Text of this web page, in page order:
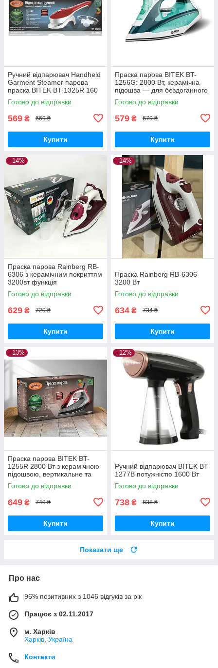
Ручний відпарювач Handheld
Garment Steamer парова
праска BITEK BT-1325R 160
мл 1200 Вт Червоний AKR
Готово до відправки
569 ₴ 669 ₴
Купити
Праска парова BITEK BT-
1256G: 2800 Вт, керамічна
підошва — для бездоганного
прасування
Готово до відправки
579 ₴ 679 ₴
Купити
–14%
Праска парова Rainberg RB-
6306 з керамічним покриттям
3200вт функція
самоочищення HT-412
подавання пари
Готово до відправки
629 ₴ 729 ₴
Купити
–14%
Праска Rainberg RB-6306
3200 Вт
Готово до відправки
634 ₴ 734 ₴
Купити
–13%
Праска парова BITEK BT-
1255R 2800 Вт з керамічною
підошвою, вертикальне та
горизонтальне відпарювання
Готово до відправки
649 ₴ 749 ₴
Купити
–12%
Ручний відпарювач BITEK BT-
1277B потужністю 1600 Вт
Готово до відправки
738 ₴ 838 ₴
Купити
Показати ще
Про нас
96% позитивних з 1046 відгуків за рік
Працює з 02.11.2017
м. Харків
Харків, Україна
Контакти